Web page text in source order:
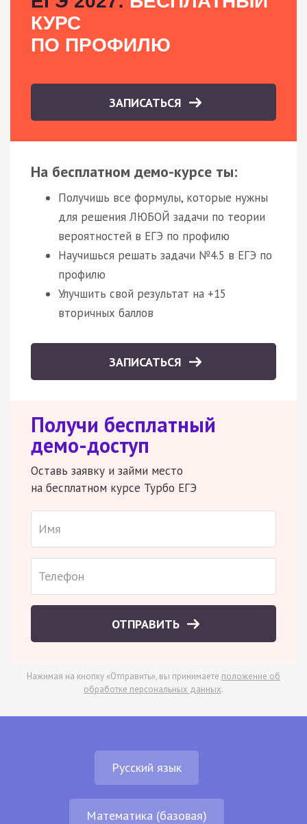
КУРС
ПО ПРОФИЛЮ
ЗАПИСАТЬСЯ
На бесплатном демо-курсе ты:
Получишь все формулы, которые нужны
для решения ЛЮБОЙ задачи по теории
вероятностей в ЕГЭ по профилю
Научишься решать задачи №4.5 в ЕГЭ по
профилю
Улучшить свой результат на +15
вторичных баллов
ЗАПИСАТЬСЯ
Получи бесплатный
демо-доступ
Оставь заявку и займи место
на бесплатном курсе Турбо ЕГЭ
ОТПРАВИТЬ
Нажимая на кнопку «Отправить», вы принимаете положение об
обработке персональных данных.
Русский язык
Математика (базовая)